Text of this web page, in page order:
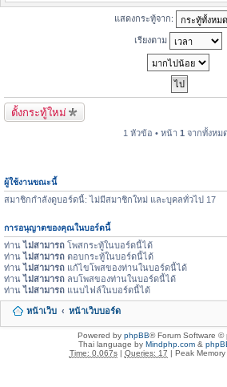
แสดงกระทู้จาก:
เรียงตาม
ตั้งกระทู้ใหม่
1 หัวข้อ • หน้า 1 จากทั้งหม
ผู้ใช้งานขณะนี้
สมาชิกกำลังดูบอร์ดนี้: ไม่มีสมาชิกใหม่ และบุคลทั่วไป 17
การอนุญาตของคุณในบอร์ดนี้
ท่านไม่สามารถ โพสกระทู้ในบอร์ดนี้ได้
ท่านไม่สามารถ ตอบกระทู้ในบอร์ดนี้ได้
ท่านไม่สามารถ แก้ไขโพสของท่านในบอร์ดนี้ได้
ท่านไม่สามารถ ลบโพสของท่านในบอร์ดนี้ได้
ท่านไม่สามารถ แนบไฟล์ในบอร์ดนี้ได้
หน้าเว็บ หน้าเว็บบอร์ด
Powered by phpBB® Forum Software ©
Thai language by Mindphp.com&
Time: 0.067s| Queries: 17 | Peak